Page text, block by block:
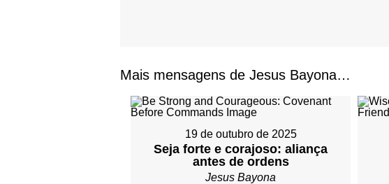
Mais mensagens de Jesus Bayona…
19 de outubro de 2025
Seja forte e corajoso: aliança
antes de ordens
Jesus Bayona